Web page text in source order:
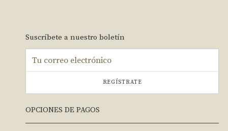
Suscríbete a nuestro boletín
REGÍSTRATE
OPCIONES DE PAGOS